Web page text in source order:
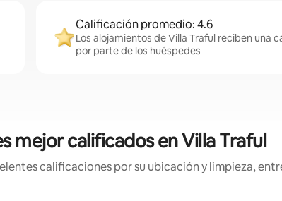
Calificación promedio: 4.6
Los alojamientos de Villa Traful reciben una
por parte de los huéspedes
mejor calificados en Villa Traful
calificaciones por su ubicación y limpieza,